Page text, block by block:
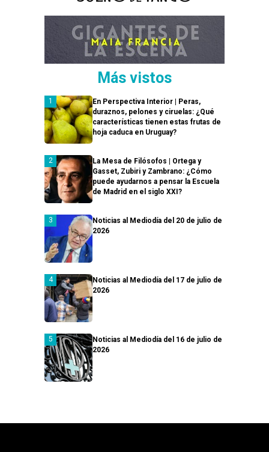
Más vistos
En Perspectiva Interior | Peras,
duraznos, pelones y ciruelas: ¿Qué
características tienen estas frutas de
hoja caduca en Uruguay?
La Mesa de Filósofos | Ortega y
Gasset, Zubiri y Zambrano: ¿Cómo
puede ayudarnos a pensar la Escuela
de Madrid en el siglo XXI?
Noticias al Mediodía del 20 de julio de
2026
Noticias al Mediodía del 17 de julio de
2026
Noticias al Mediodía del 16 de julio de
2026